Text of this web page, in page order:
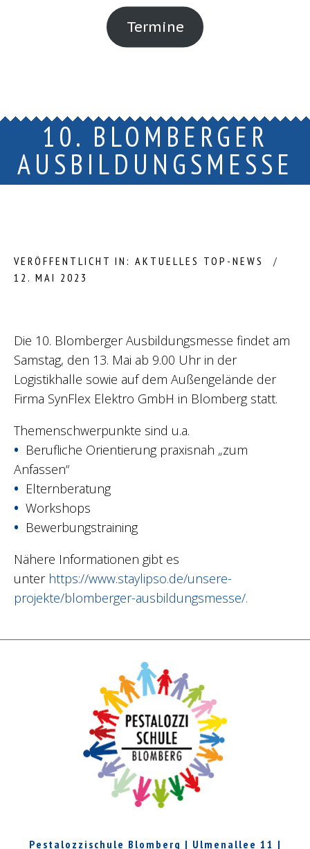
Termine
10. BLOMBERGER
AUSBILDUNGSMESSE
VERÖFFENTLICHT IN: AKTUELLES TOP-NEWS
12. MAI 2023
Die 10. Blomberger Ausbildungsmesse findet am
Samstag, den 13. Mai ab 9.00 Uhr in der
Logistikhalle sowie auf dem Außengelände der
Firma SynFlex Elektro GmbH in Blomberg statt.
Themenschwerpunkte sind u.a.
Berufliche Orientierung praxisnah „zum
Anfassen“
Elternberatung
Workshops
Bewerbungstraining
Nähere Informationen gibt es
unter https://www.staylipso.de/unsere-
projekte/blomberger-ausbildungsmesse/.
Pestalozzischule Blomberg | Ulmenallee 11 |